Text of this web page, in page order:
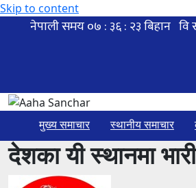
Skip to content
मुख्य समाचार स्थानीय समाचार
देशका यी स्थानमा